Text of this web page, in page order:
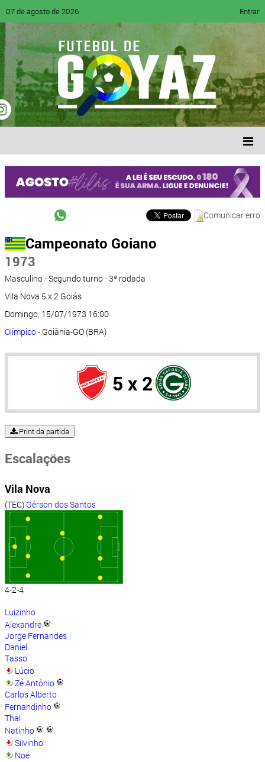
07 de agosto de 2026 Entrar
Comunicar erro
Campeonato Goiano
1973
Masculino - Segundo turno - 3ª rodada
Vila Nova 5 x 2 Goiás
Domingo, 15/07/1973 16:00
Olímpico- Goiânia-GO (BRA)
5 x 2
Print da partida
Escalações
Vila Nova
(TEC) Gérson dos Santos
4-2-4
Luizinho
Alexandre
Jorge Fernandes
Daniel
Tasso
Lúcio
Zé Antônio
Carlos Alberto
Fernandinho
Thal
Natinho
Silvinho
Noé